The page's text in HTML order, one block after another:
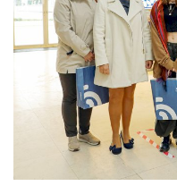
Estatuto Editorial
Ficha técnica